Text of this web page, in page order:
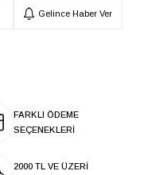
Gelince Haber Ver
FARKLI ÖDEME
SEÇENEKLERİ
2000 TL VE ÜZERİ